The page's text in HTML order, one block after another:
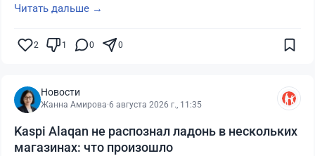
Читать дальше →
2 1 0 0
Новости
Жанна Амирова·6 августа 2026 г., 11:35
Kaspi Alaqan не распознал ладонь в нескольких
магазинах: что произошло